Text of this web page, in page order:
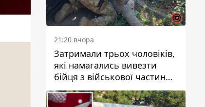
21:20 вчора
Затримали трьох чоловіків,
які намагались вивезти
бійця з військової частини
до Дніпра за 7 тисяч
доларів: серед них був лікар